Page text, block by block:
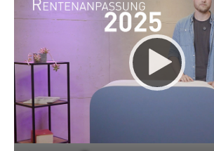
Inhalte in Gebärdensprache (DGS)
Suche
Mein Kundenportal